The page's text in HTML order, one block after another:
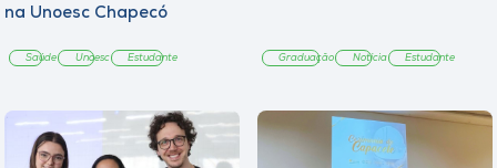
na Unoesc Chapecó
Saúde Unoesc Estudante Graduação Notícia Estudante